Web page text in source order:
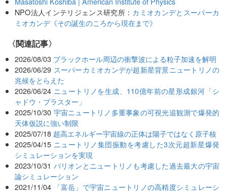
NPO法人インテリジェンス研究所： カミオカンデとスーパーカ
ミオカンデ《その誕生のころから現在まで》
関連記事
2026/08/03 ブラックホール周辺の衝撃波による粒子加速を解明
2026/06/29 スーパーカミオカンデが超新星背景ニュートリノの
兆候をとらえた
2026/06/24 ニュートリノを生成、110億年前の星形成銀河「シ
ャドウ・ブラスター」
2025/10/30 宇宙ニュートリノ多重事象の可視光追観測で爆発的
天体仮説に強い制限
2025/07/18 超高エネルギー宇宙線の正体は陽子ではなく原子核
2025/04/15 ニュートリノ集団振動を考慮した3次元超新星爆発
シミュレーションを実現
2023/10/31 バリオンとニュートリノも考慮した過去最大の宇宙
論シミュレーション
2021/11/04
「富岳」で宇宙ニュートリノの高精度シミュレーシ